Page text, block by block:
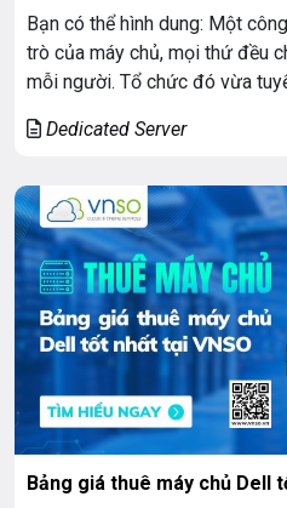
Bạn có thể hình dung: Một
trò của máy chủ, mọi thứ đều
mỗi người. Tổ chức đó vừa
chia sẻ file hàng ngày, […]
Dedicated Server
Bảng giá thuê máy chủ Dell